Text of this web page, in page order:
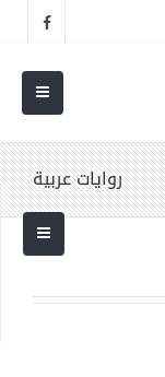
روايات عربية